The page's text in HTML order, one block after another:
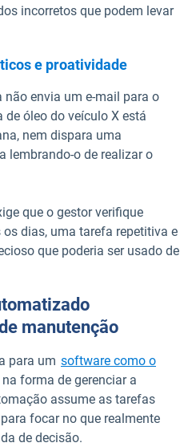
incorretos que podem levar
e proatividade
não envia um e-mail para o
óleo do veículo X está
nem dispara uma
lembrando-o de realizar o
que o gestor verifique
dias, uma tarefa repetitiva e
que poderia ser usado de
manutenção
para um software como o
forma de gerenciar a
assume as tarefas
focar no que realmente
de decisão.